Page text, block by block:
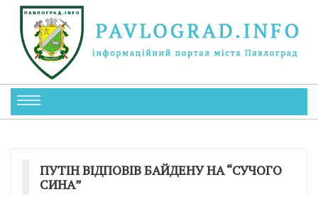
ПУТІН ВІДПОВІВ БАЙДЕНУ НА “СУЧОГО
СИНА”